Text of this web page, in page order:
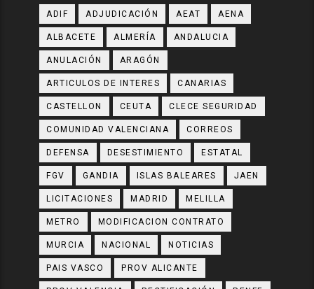
ADIF ADJUDICACIÓN AEAT AENA
ALBACETE ALMERÍA ANDALUCIA
ANULACIÓN ARAGÓN
ARTICULOS DE INTERES CANARIAS
CASTELLON CEUTA CLECE SEGURIDAD
COMUNIDAD VALENCIANA CORREOS
DEFENSA DESESTIMIENTO ESTATAL
FGV GANDIA ISLAS BALEARES JAEN
LICITACIONES MADRID MELILLA
METRO MODIFICACION CONTRATO
MURCIA NACIONAL NOTICIAS
PAIS VASCO PROV ALICANTE